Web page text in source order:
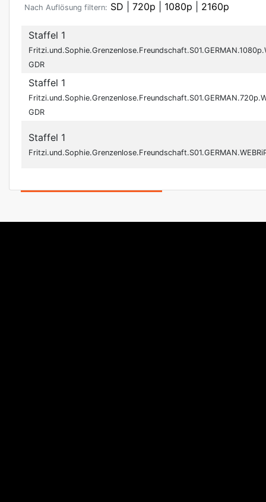
Nach Auflösung filtern: SD 720p 1080p 2160p
Staffel 1
GDR
Staffel 1
GDR
Staffel 1